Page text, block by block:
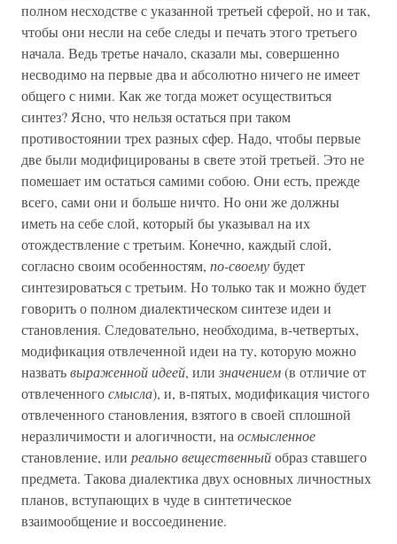
полном несходстве с указанной третьей сферой, но и так,
чтобы они несли на себе следы и печать этого третьего
начала. Ведь третье начало, сказали мы, совершенно
несводимо на первые два и абсолютно ничего не имеет
общего с ними. Как же тогда может осуществиться
синтез? Ясно, что нельзя остаться при таком
противостоянии трех разных сфер. Надо, чтобы первые
две были модифицированы в свете этой третьей. Это не
помешает им остаться самими собою. Они есть, прежде
всего, сами они и больше ничто. Но они же должны
иметь на себе слой, который бы указывал на их
отождествление с третьим. Конечно, каждый слой,
согласно своим особенностям, по-своемубудет
синтезироваться с третьим. Но только так и можно будет
говорить о полном диалектическом синтезе идеи и
становления. Следовательно, необходима, в-четвертых,
модификация отвлеченной идеи на ту, которую можно
назватьвыраженной идеей, или значением(в отличие от
отвлеченногосмысла), и, в-пятых, модификация чистого
отвлеченного становления, взятого в своей сплошной
неразличимости и алогичности, на осмысленное
становление, или реально вещественныйобраз ставшего
предмета. Такова диалектика двух основных личностных
планов, вступающих в чуде в синтетическое
взаимообщение и воссоединение.